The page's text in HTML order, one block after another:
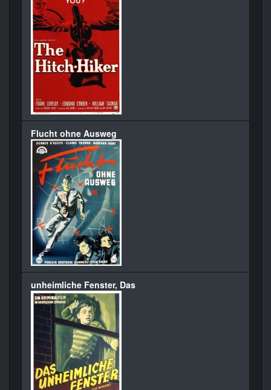
Flucht ohne Ausweg
unheimliche Fenster, Das